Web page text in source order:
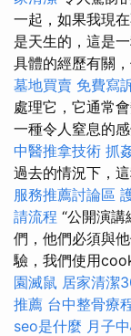
一起，如果我現
是天生的，這是
具體的經歷有關
墓地買賣 免費寫
處理它，它通常
一種令人窒息的感
中醫推拿技術 抓
過去的情況下，
服務推薦討論區
請流程 “公開演
們，他們必須與
驗，我們使用
園滅鼠 居家清潔
推薦 台中整骨療
seo是什麼 月子